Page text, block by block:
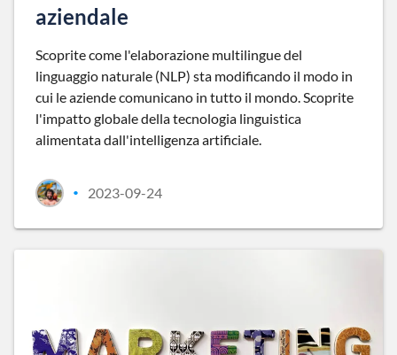
aziendale
Scoprite come l'elaborazione multilingue del
linguaggio naturale (NLP) sta modificando il modo in
cui le aziende comunicano in tutto il mondo. Scoprite
l'impatto globale della tecnologia linguistica
alimentata dall'intelligenza artificiale.
• 2023-09-24